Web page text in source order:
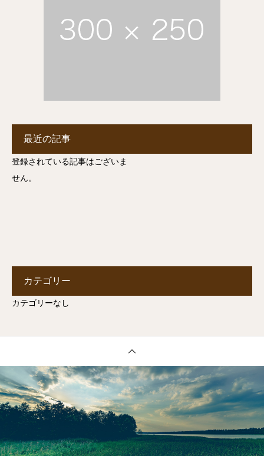
最近の記事
登録されている記事はございま
せん。
カテゴリー
カテゴリーなし